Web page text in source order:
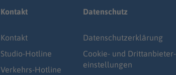
Kontakt
Kontakt
Studio-Hotline
Verkehrs-Hotline
Datenschutz
Datenschutz­erklärung
Cookie- und Drittanbieter-
einstellungen